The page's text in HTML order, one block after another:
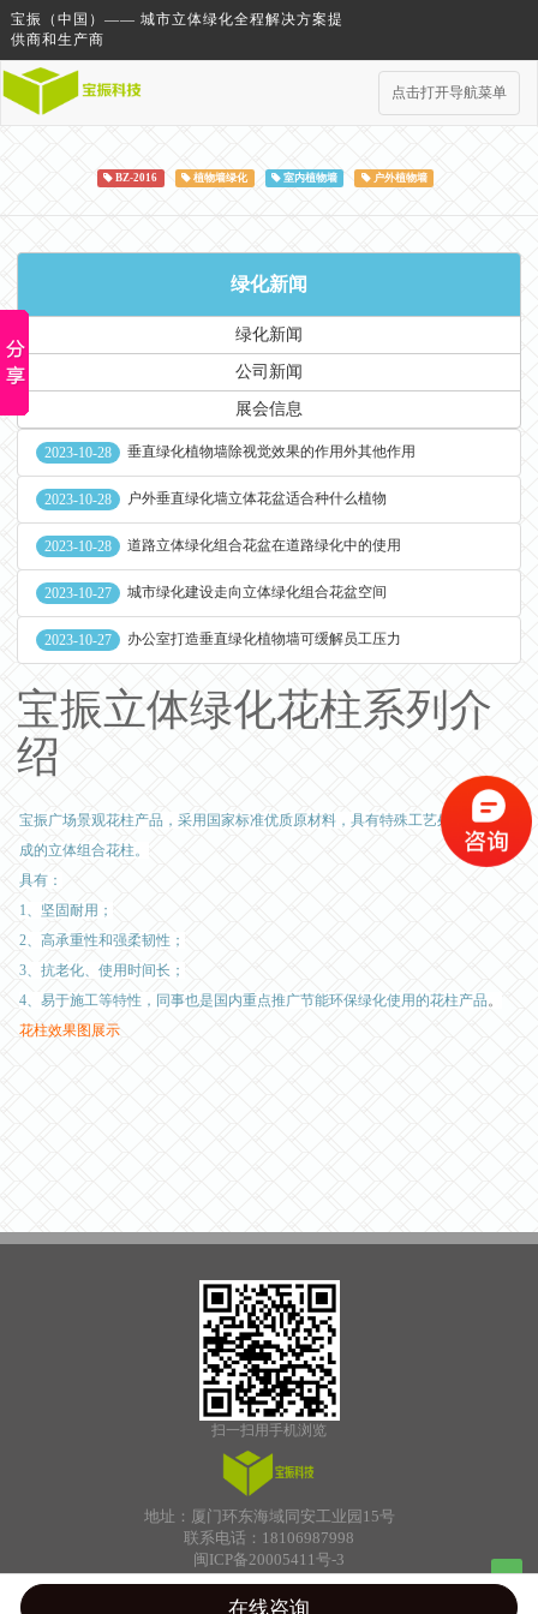
宝振（中国）—— 城市立体绿化全程解决方案提
供商和生产商
点击打开导航菜单
BZ-2016 植物墙绿化 室内植物墙 户外植物墙
绿化新闻
绿化新闻
公司新闻
展会信息
2023-10-28 垂直绿化植物墙除视觉效果的作用外其他作用
2023-10-28 户外垂直绿化墙立体花盆适合种什么植物
2023-10-28 道路立体绿化组合花盆在道路绿化中的使用
2023-10-27 城市绿化建设走向立体绿化组合花盆空间
2023-10-27 办公室打造垂直绿化植物墙可缓解员工压力
宝振立体绿化花柱系列介
绍
宝振广场景观花柱产品，采用国家标准优质原材料，具有特殊工艺处理研发而
成的立体组合花柱。
具有：
1、坚固耐用；
2、高承重性和强柔韧性；
3、抗老化、使用时间长；
4、易于施工等特性，同事也是国内重点推广节能环保绿化使用的花柱产品。
花柱效果图展示
Top
扫一扫用手机浏览
地址：厦门环东海域同安工业园15号
联系电话：18106987998
闽ICP备20005411号-3
Rain Harvest Systems
在线咨询